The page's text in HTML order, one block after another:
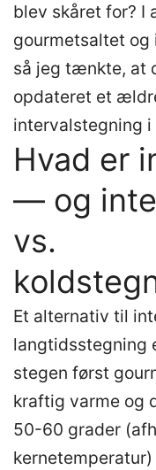
blev skåret for? I
gourmetsaltet
så jeg tænkte, at
opdateret et
intervalstegning
Hvad er
— og
vs.
Et alternativ til
langtidsstegning
stegen først
kraftig varme og
50-60 grader